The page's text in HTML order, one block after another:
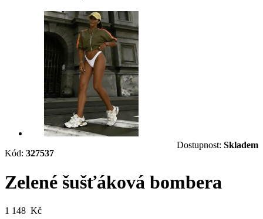
Kód: 327537
Dostupnost: Skladem
Zelené šušťáková bombera
1 148 Kč